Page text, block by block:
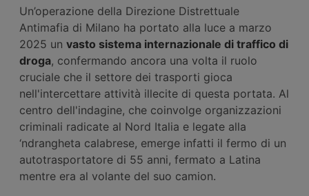
Un’operazione della Direzione Distrettuale
Antimafia di Milano ha portato alla luce a marzo
2025 un vasto sistema internazionale di traffico di
droga, confermando ancora una volta il ruolo
cruciale che il settore dei trasporti gioca
nell'intercettare attività illecite di questa portata. Al
centro dell'indagine, che coinvolge organizzazioni
criminali radicate al Nord Italia e legate alla
‘ndrangheta calabrese, emerge infatti il fermo di un
autotrasportatore di 55 anni, fermato a Latina
mentre era al volante del suo camion.